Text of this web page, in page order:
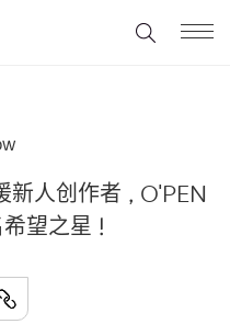
新人创作者，O'PEN
望之星！